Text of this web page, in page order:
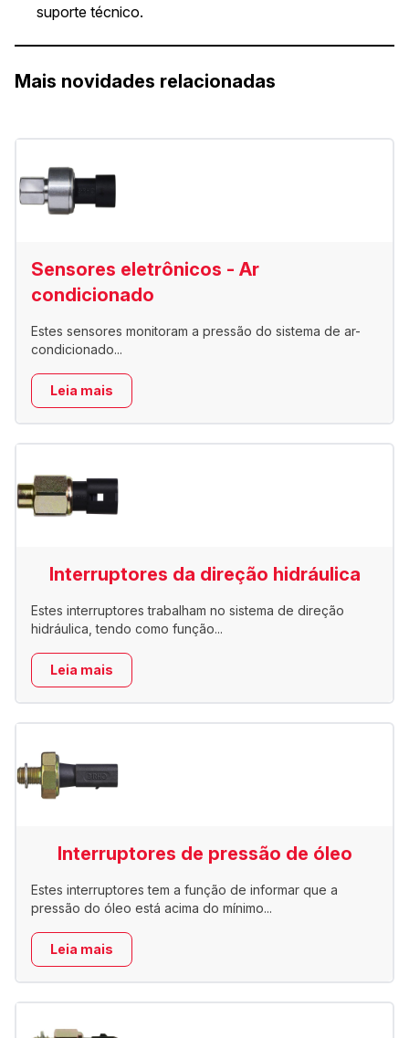
suporte técnico.
Mais novidades relacionadas
Sensores eletrônicos - Ar
condicionado
Estes sensores monitoram a pressão do sistema de ar-
condicionado...
Leia mais
Interruptores da direção hidráulica
Estes interruptores trabalham no sistema de direção
hidráulica, tendo como função...
Leia mais
Interruptores de pressão de óleo
Estes interruptores tem a função de informar que a
pressão do óleo está acima do mínimo...
Leia mais